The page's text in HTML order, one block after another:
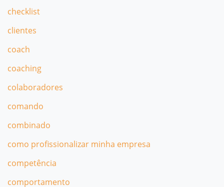
checklist
clientes
coach
coaching
colaboradores
comando
combinado
como profissionalizar minha empresa
competência
comportamento